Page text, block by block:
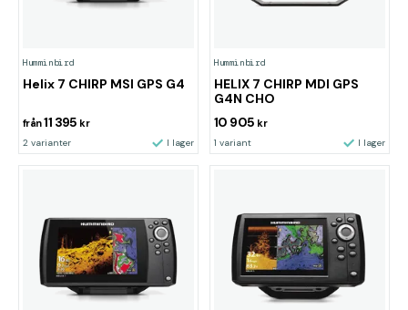
Humminbird
Helix 7 CHIRP MSI GPS G4
från11 395 kr
2 varianter I lager
Humminbird
HELIX 7 CHIRP MDI GPS
G4N CHO
10 905 kr
1 variant I lager